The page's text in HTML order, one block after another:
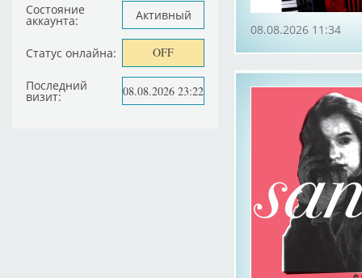
Состояние
аккаунта: Активный
Статус онлайна: OFF
Последний
визит: 08.08.2026 23:22
08.08.2026 11:34